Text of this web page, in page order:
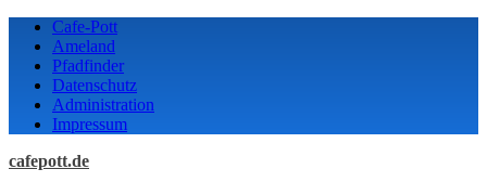
Skip
content
Cafe-Pott
Ameland
Pfadfinder
Datenschutz
Administration
Impressum
cafepott.de